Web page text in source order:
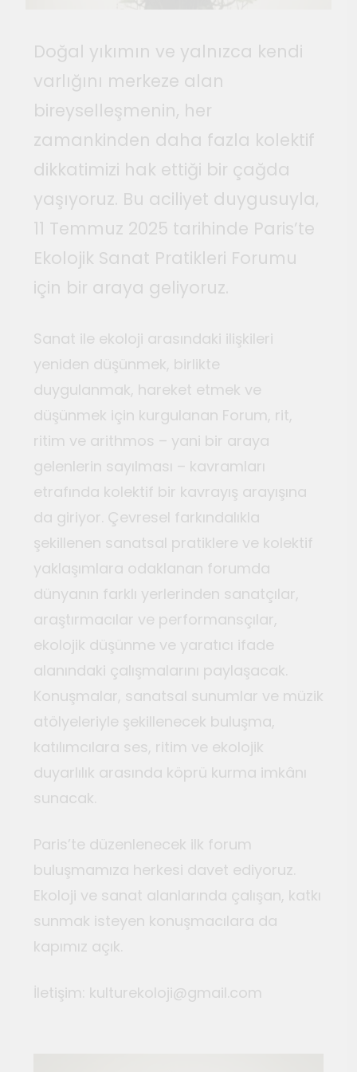
döngü
Haziran 10, 2026
Bauhaus
Haziran 3, 2026
Genç gazeteciler için
Seferihisar’da kültür ve sanat
haberciliği atölyeleri
düzenlendi
Doğal yıkımın ve yalnızca kendi
varlığını merkeze alan
bireyselleşmenin, her
zamankinden daha fazla kolektif
dikkatimizi hak ettiği bir çağda
yaşıyoruz. Bu aciliyet duygusuyla,
11 Temmuz 2025 tarihinde Paris’te
Ekolojik Sanat Pratikleri Forumu
için bir araya geliyoruz.
Sanat ile ekoloji arasındaki ilişkileri
yeniden düşünmek, birlikte
duygulanmak, hareket etmek ve
düşünmek için kurgulanan Forum, rit,
ritim ve arithmos – yani bir araya
gelenlerin sayılması – kavramları
etrafında kolektif bir kavrayış arayışına
da giriyor. Çevresel farkındalıkla
şekillenen sanatsal pratiklere ve kolektif
yaklaşımlara odaklanan forumda
dünyanın farklı yerlerinden sanatçılar,
araştırmacılar ve performansçılar,
ekolojik düşünme ve yaratıcı ifade
alanındaki çalışmalarını paylaşacak.
Konuşmalar, sanatsal sunumlar ve müzik
atölyeleriyle şekillenecek buluşma,
katılımcılara ses, ritim ve ekolojik
duyarlılık arasında köprü kurma imkânı
sunacak.
Paris’te düzenlenecek ilk forum
buluşmamıza herkesi davet ediyoruz.
Ekoloji ve sanat alanlarında çalışan, katkı
sunmak isteyen konuşmacılara da
kapımız açık.
İletişim: kulturekoloji@gmail.com